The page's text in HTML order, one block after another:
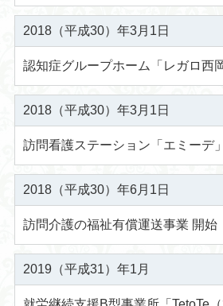
2018（平成30）年3月1日
認知症グループホーム「レガロ西
2018（平成30）年3月1日
訪問看護ステーション「エミーデ
2018（平成30）年6月1日
訪問介護の福祉有償運送事業 開始
2019（平成31）年1月